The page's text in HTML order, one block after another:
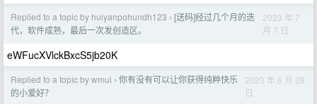
Replied to a topic by huiyanpohundh123 › [送码]经过几个月的迭
代，软件成熟，最后一次发创造区。
2023 年 7
月 7 日
eWFucXVlckBxcS5jb20K
Replied to a topic by wmui › 你有没有可以让你获得纯粹快乐
的小爱好？
2023 年 6 月 28
日